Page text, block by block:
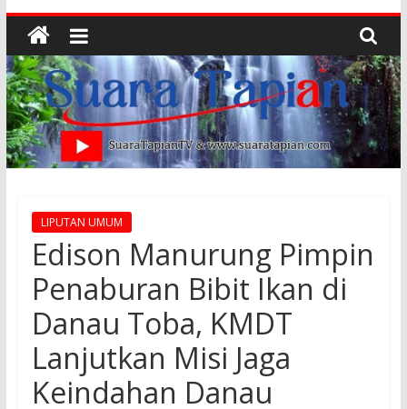
LIPUTAN UMUM
Edison Manurung Pimpin
Penaburan Bibit Ikan di
Danau Toba, KMDT
Lanjutkan Misi Jaga
Keindahan Danau